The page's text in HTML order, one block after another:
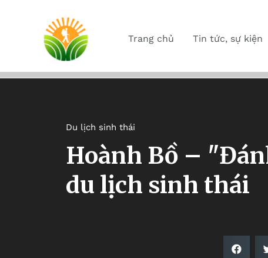
Trang chủ Tin tức, sự kiện
Du lịch sinh thái
Hoành Bồ –
du lịch sinh thái